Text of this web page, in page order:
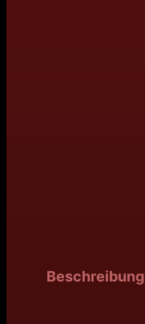
Beschreibung